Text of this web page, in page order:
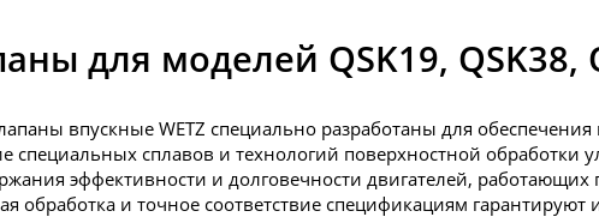
для моделей QSK19, QSK38,
впускные WETZ специально разработаны для
специальных сплавов и технологий поверхностной обработки
эффективности и долговечности двигателей,
обработка и точное соответствие спецификациям